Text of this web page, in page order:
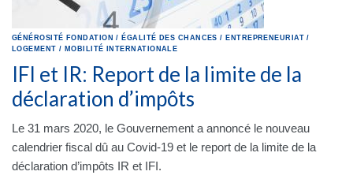
GÉNÉROSITÉ FONDATION / ÉGALITÉ DES CHANCES / ENTREPRENEURIAT /
LOGEMENT / MOBILITÉ INTERNATIONALE
IFI et IR: Report de la limite de la
déclaration d’impôts
Le 31 mars 2020, le Gouvernement a annoncé le nouveau
calendrier fiscal dû au Covid-19 et le report de la limite de la
déclaration d’impôts IR et IFI.